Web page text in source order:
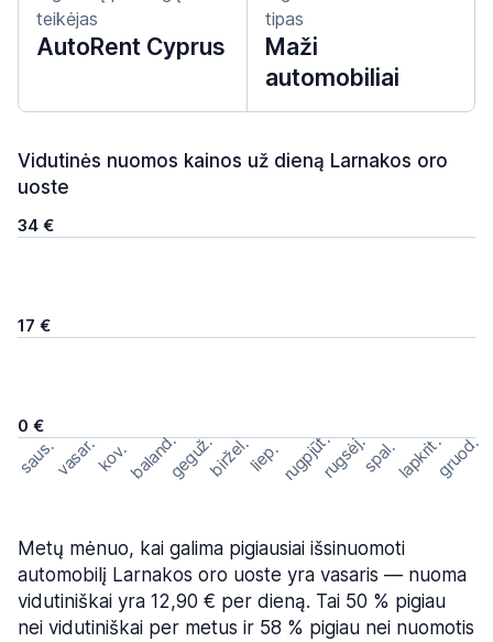
teikėjas
AutoRent Cyprus
tipas
Maži
automobiliai
Vidutinės nuomos kainos už dieną Larnakos oro
uoste
34 €
17 €
0 €
saus.vasar.kov.baland.geguž.biržel.liep.rugpjūt.rugsėj.spal.lapkrit.gruod.
Metų mėnuo, kai galima pigiausiai išsinuomoti
automobilį Larnakos oro uoste yra vasaris — nuoma
vidutiniškai yra 12,90 € per dieną. Tai 50 % pigiau
nei vidutiniškai per metus ir 58 % pigiau nei nuomotis